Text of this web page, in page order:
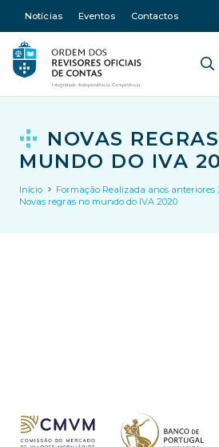
Notícias Eventos Contactos
NOVAS
MUNDO DO IVA
Início
Formação Realizada anos anteriores
Novas regras no mundo do IVA 2020